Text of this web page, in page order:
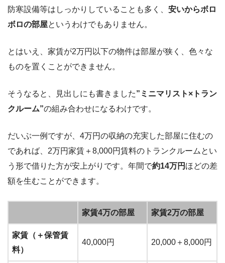
防寒設備等はしっかりしていることも多く、 安いからボロ
ボロの部屋というわけでもありません。
とはいえ、家賃が2万円以下の物件は部屋が狭く、色々な
ものを置くことができません。
そうなると、見出しにも書きました”ミニマリスト×トラン
クルーム”の組み合わせになるわけです。
だいぶ一例ですが、4万円の収納の充実した部屋に住むの
であれば、2万円家賃＋8,000円賃料のトランクルームとい
う形で借りた方が安上がりです。年間で約14万円 ほどの差
額を生むことができます。
家賃4万の部屋 家賃2万の部屋
家賃（＋保管賃
料）
40,000円 20,000＋8,000円